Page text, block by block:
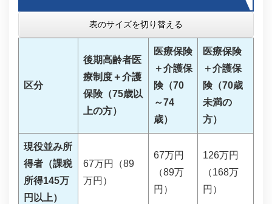
表のサイズを切り替える
区分
後期高齢者医
療制度＋介護
保険（75歳以
上の方）
医療保険
＋介護保
険（70
～74
歳）
医療保険
＋介護保
険（70歳
未満の
方）
現役並み所
得者（課税
所得145万
円以上）
67万円（89
万円）
67万円
（89万
円）
126万円
（168万
円）